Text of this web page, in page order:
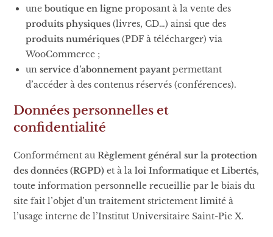
uneboutique en ligne proposant à la vente des
produits physiques (livres, CD…) ainsi que des
produits numériques (PDF à télécharger) via
WooCommerce ;
unservice d’abonnement payant permettant
d’accéder à des contenus réservés (conférences).
Données personnelles et
confidentialité
Conformément auRèglement général sur la protection
des données (RGPD) et à laloi Informatique et Libertés,
toute information personnelle recueillie par le biais du
site fait l’objet d’un traitement strictement limité à
l’usage interne de l’Institut Universitaire Saint-Pie X.